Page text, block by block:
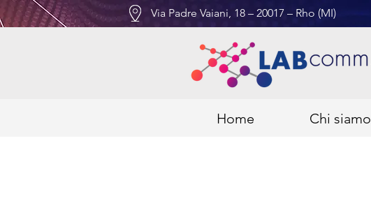
Via Padre Vaiani, 18 – 20017 – Rho (MI)
Home Chi siamo